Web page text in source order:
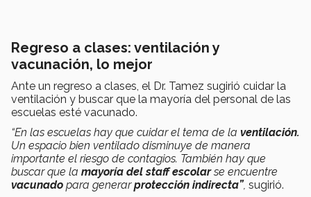
Regreso a clases: ventilación y
vacunación, lo mejor
Ante un regreso a clases, el Dr. Tamez sugirió cuidar la
ventilación y buscar que la mayoría del personal de las
escuelas esté vacunado.
“En las escuelas hay que cuidar el tema de la ventilación.
Un espacio bien ventilado disminuye de manera
importante el riesgo de contagios. También hay que
buscar que la mayoría del staff escolarse encuentre
vacunado para generarprotección indirecta”, sugirió.